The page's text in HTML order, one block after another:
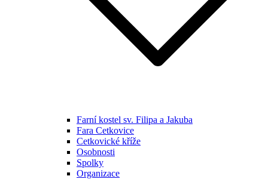
Farní kostel sv. Filipa a Jakuba
Fara Cetkovice
Cetkovické kříže
Osobnosti
Spolky
Organizace